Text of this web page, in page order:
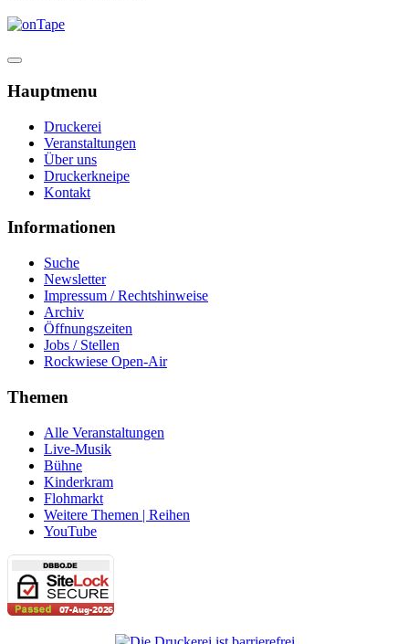
Hauptmenu
Druckerei
Veranstaltungen
Über uns
Druckerkneipe
Kontakt
Informationen
Suche
Newsletter
Impressum / Rechtshinweise
Archiv
Öffnungszeiten
Jobs / Stellen
Rockwiese Open-Air
Themen
Alle Veranstaltungen
Live-Musik
Bühne
Kinderkram
Flohmarkt
Weitere Themen | Reihen
YouTube